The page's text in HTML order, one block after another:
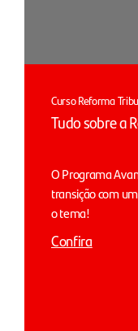
Curso Reforma
Tudo sobre a
O Programa
transição com
o tema!
Confira